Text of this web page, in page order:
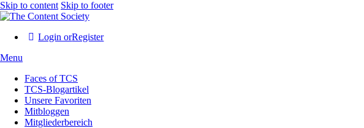
Skip to content Skip to footer
Login orRegister
Menu
Faces of TCS
TCS-Blogartikel
Unsere Favoriten
Mitbloggen
Mitgliederbereich